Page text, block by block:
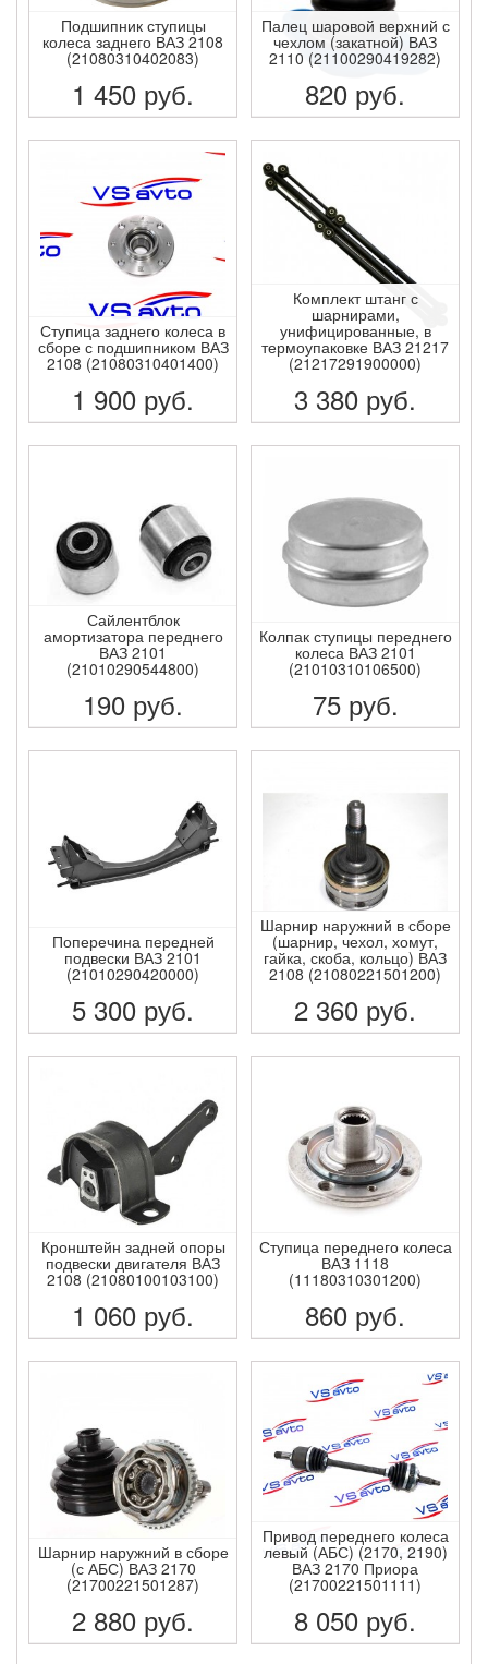
Подшипник ступицы
колеса заднего ВАЗ 2108
(21080310402083)
1 450 руб.
ПОДРОБНЕЕ
Палец шаровой верхний с
чехлом (закатной) ВАЗ
2110 (21100290419282)
820 руб.
ПОДРОБНЕЕ
Ступица заднего колеса в
сборе с подшипником ВАЗ
2108 (21080310401400)
1 900 руб.
ПОДРОБНЕЕ
Комплект штанг с
шарнирами,
унифицированные, в
термоупаковке ВАЗ 21217
(21217291900000)
3 380 руб.
ПОДРОБНЕЕ
Сайлентблок
амортизатора переднего
ВАЗ 2101
(21010290544800)
190 руб.
ПОДРОБНЕЕ
Колпак ступицы переднего
колеса ВАЗ 2101
(21010310106500)
75 руб.
ПОДРОБНЕЕ
Поперечина передней
подвески ВАЗ 2101
(21010290420000)
5 300 руб.
ПОДРОБНЕЕ
Шарнир наружний в сборе
(шарнир, чехол, хомут,
гайка, скоба, кольцо) ВАЗ
2108 (21080221501200)
2 360 руб.
ПОДРОБНЕЕ
Кронштейн задней опоры
подвески двигателя ВАЗ
2108 (21080100103100)
1 060 руб.
ПОДРОБНЕЕ
Ступица переднего колеса
ВАЗ 1118
(11180310301200)
860 руб.
ПОДРОБНЕЕ
Шарнир наружний в сборе
(с АБС) ВАЗ 2170
(21700221501287)
2 880 руб.
Привод переднего колеса
левый (АБС) (2170, 2190)
ВАЗ 2170 Приора
(21700221501111)
8 050 руб.